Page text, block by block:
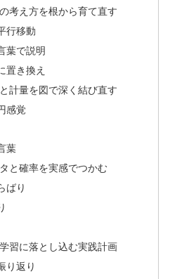
考え方を根から育て直す
行移動
葉で説明
置き換え
計量を図で深く結び直す
感覚
葉
と確率を実感でつかむ
ばり
習に落とし込む実践計画
り返り